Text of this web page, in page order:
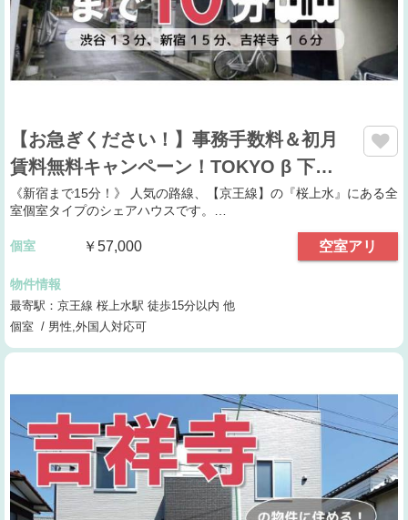
【お急ぎください！】事務手数料＆初月
賃料無料キャンペーン！TOKYO β 下…
《新宿まで15分！》 人気の路線、【京王線】の『桜上水』にある全
室個室タイプのシェアハウスです。…
個室 ￥57,000 空室アリ
物件情報
最寄駅：京王線 桜上水駅 徒歩15分以内 他
個室 / 男性,外国人対応可